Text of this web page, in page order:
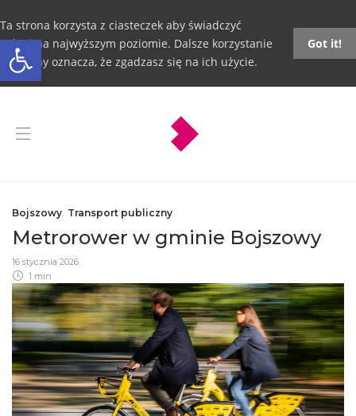
Otwórz pasek narzędzi
Ta strona korzysta z ciasteczek aby świadczyć
usługi na najwyższym poziomie. Dalsze korzystanie
ze strony oznacza, że zgadzasz się na ich użycie.
Got it!
Bojszowy, Transport publiczny
Metrorower w gminie Bojszowy
16 stycznia 2026
1 min